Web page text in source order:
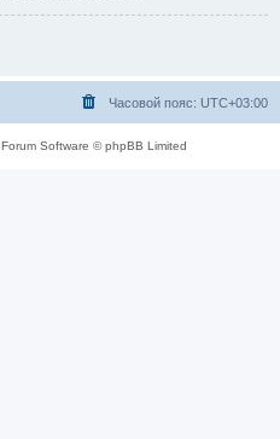
Часовой пояс: UTC+03:00
Software © phpBB Limited